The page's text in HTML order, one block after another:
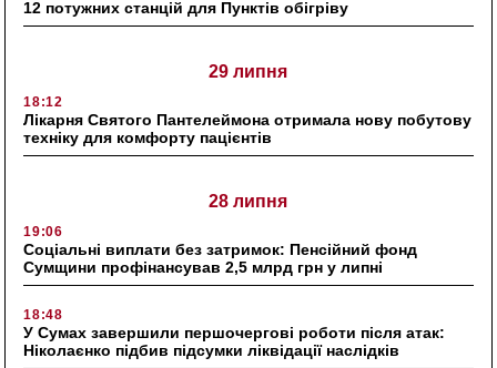
12 потужних станцій для Пунктів обігріву
29 липня
18:12
Лікарня Святого Пантелеймона отримала нову побутову
техніку для комфорту пацієнтів
28 липня
19:06
Соціальні виплати без затримок: Пенсійний фонд
Сумщини профінансував 2,5 млрд грн у липні
18:48
У Сумах завершили першочергові роботи після атак:
Ніколаєнко підбив підсумки ліквідації наслідків